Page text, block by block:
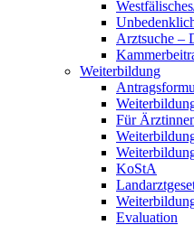
Arztsuche –
Weiterbildung
Für
KoStA
Evaluation